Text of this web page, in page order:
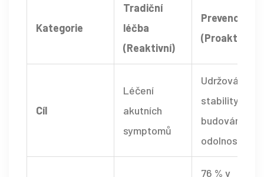
Kategorie
Tradiční
léčba
(Reaktivní)
Prevence
(Proaktivní)
Cíl
Léčení
akutních
symptomů
Udržování
stability a
budování
odolnosti
76 % v